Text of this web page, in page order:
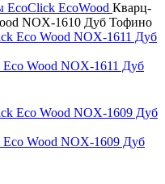
EcoClick EcoWood Кварц-
NOX-1610 Дуб Тофино
Wood NOX-1611 Дуб
Wood NOX-1609 Дуб